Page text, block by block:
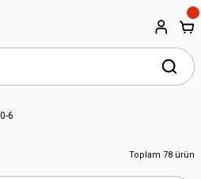
6
Toplam 78 ürün